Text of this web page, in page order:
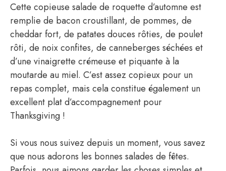
Cette copieuse salade de roquette d’automne est
remplie de bacon croustillant, de pommes, de
cheddar fort, de patates douces rôties, de poulet
rôti, de noix confites, de canneberges séchées et
d’une vinaigrette crémeuse et piquante à la
moutarde au miel. C’est assez copieux pour un
repas complet, mais cela constitue également un
excellent plat d’accompagnement pour
Thanksgiving !
Si vous nous suivez depuis un moment, vous savez
que nous adorons les bonnes salades de fêtes.